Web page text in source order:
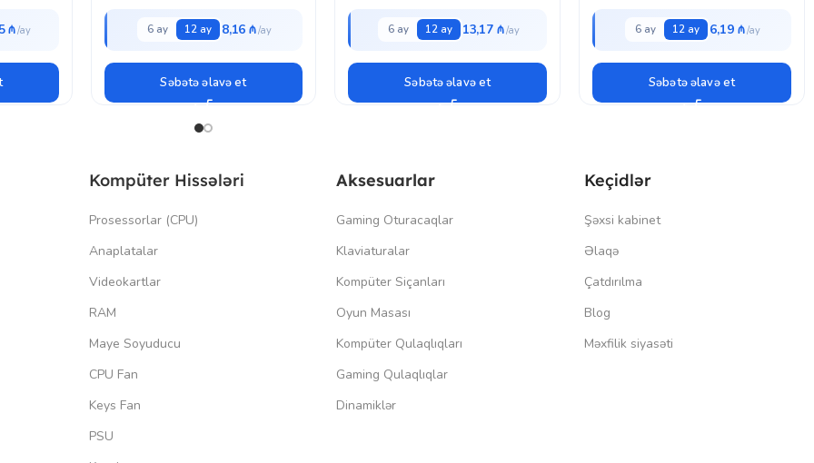
₼ 6 ay 12 ay 8,16 ₼
Səbətə əlavə et
6 ay 12 ay 13,17 ₼
Səbətə əlavə et
6 ay 12 ay 6,19 ₼
Səbətə əlavə et
Kompüter Hissələri
Prosessorlar (CPU)
Anaplatalar
Videokartlar
RAM
Maye Soyuducu
CPU Fan
Keys Fan
PSU
Aksesuarlar
Gaming Oturacaqlar
Klaviaturalar
Kompüter Siçanları
Oyun Masası
Kompüter Qulaqlıqları
Gaming Qulaqlıqlar
Dinamiklər
Keçidlər
Şəxsi kabinet
Əlaqə
Çatdırılma
Blog
Məxfilik siyasəti